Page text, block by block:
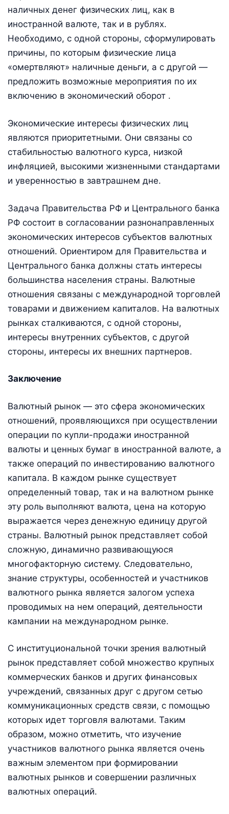
наличных денег физических лиц, как в
иностранной валюте, так и в рублях.
Необходимо, с одной стороны, сформулировать
причины, по которым физические лица
«омертвляют» наличные деньги, а с другой —
предложить возможные мероприятия по их
включению в экономический оборот .
Экономические интересы физических лиц
являются приоритетными. Они связаны со
стабильностью валютного курса, низкой
инфляцией, высокими жизненными стандартами
и уверенностью в завтрашнем дне.
Задача Правительства РФ и Центрального банка
РФ состоит в согласовании разнонаправленных
экономических интересов субъектов валютных
отношений. Ориентиром для Правительства и
Центрального банка должны стать интересы
большинства населения страны. Валютные
отношения связаны с международной торговлей
товарами и движением капиталов. На валютных
рынках сталкиваются, с одной стороны,
интересы внутренних субъектов, с другой
стороны, интересы их внешних партнеров.
Заключение
Валютный рынок — это сфера экономических
отношений, проявляющихся при осуществлении
операции по купли-продажи иностранной
валюты и ценных бумаг в иностранной валюте, а
также операций по инвестированию валютного
капитала. В каждом рынке существует
определенный товар, так и на валютном рынке
эту роль выполняют валюта, цена на которую
выражается через денежную единицу другой
страны. Валютный рынок представляет собой
сложную, динамично развивающуюся
многофакторную систему. Следовательно,
знание структуры, особенностей и участников
валютного рынка является залогом успеха
проводимых на нем операций, деятельности
кампании на международном рынке.
С институциональной точки зрения валютный
рынок представляет собой множество крупных
коммерческих банков и других финансовых
учреждений, связанных друг с другом сетью
коммуникационных средств связи, с помощью
которых идет торговля валютами. Таким
образом, можно отметить, что изучение
участников валютного рынка является очень
важным элементом при формировании
валютных рынков и совершении различных
валютных операций.